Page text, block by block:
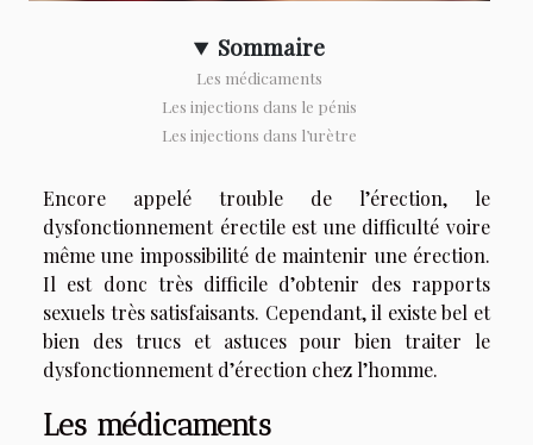
Sommaire
Les médicaments
Les injections dans le pénis
Les injections dans l’urètre
Encore appelé trouble de l’érection, le
dysfonctionnement érectile est une difficulté voire
même une impossibilité de maintenir une érection.
Il est donc très difficile d’obtenir des rapports
sexuels très satisfaisants. Cependant, il existe bel et
bien des trucs et astuces pour bien traiter le
dysfonctionnement d’érection chez l’homme.
Les médicaments